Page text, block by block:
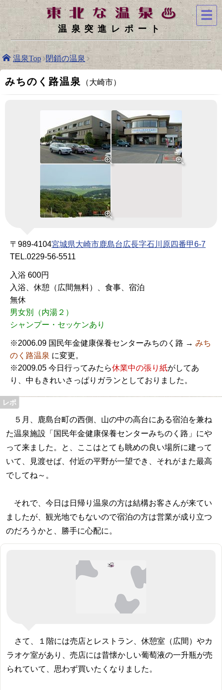
温泉突進レポート
温泉Top 閉鎖の温泉
みちのく路温泉 （大崎市）
〒989-4104宮城県大崎市鹿島台広長字石川原四番甲6-7
TEL.0229-56-5511
入浴 600円
入浴、休憩（広間無料）、食事、宿泊
無休
男女別（内湯２）
シャンプー・セッケンあり
※2006.09 国民年金健康保養センターみちのく路 → みち
のく路温泉 に変更。
※2009.05 今日行ってみたら休業中の張り紙がしてあ
り、中もきれいさっぱりガランとしておりました。
５月、鹿島台町の西側、山の中の高台にある宿泊を兼ね
た温泉施設「国民年金健康保養センターみちのく路」にや
って来ました。と、ここはとても眺めの良い場所に建って
いて、見渡せば、付近の平野が一望でき、それがまた最高
でしてね～。
それで、今日は日帰り温泉の方は結構お客さんが来てい
ましたが、観光地でもないので宿泊の方は営業が成り立つ
のだろうかと、勝手に心配に。
さて、１階には売店とレストラン、休憩室（広間）やカ
ラオケ室があり、売店には昔懐かしい葡萄液の一升瓶が売
られていて、思わず買いたくなりました。
☰